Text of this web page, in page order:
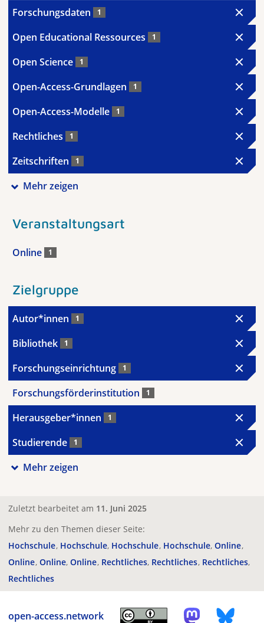
Forschungsdaten 1
Open Educational Ressources 1
Open Science 1
Open-Access-Grundlagen 1
Open-Access-Modelle 1
Rechtliches 1
Zeitschriften 1
Mehr zeigen
Veranstaltungsart
Online 1
Zielgruppe
Autor*innen 1
Bibliothek 1
Forschungseinrichtung 1
Forschungsförderinstitution 1
Herausgeber*innen 1
Studierende 1
Mehr zeigen
Zuletzt bearbeitet am 11. Juni 2025
Mehr zu den Themen dieser Seite:
Hochschule Hochschule Hochschule Hochschule Online
Online Online Online Rechtliches Rechtliches Rechtliches
Rechtliches
open-access.network